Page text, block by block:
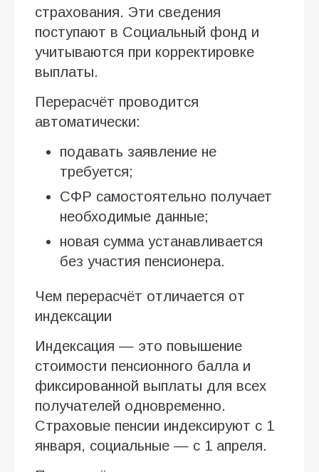
страхования. Эти сведения
поступают в Социальный фонд и
учитываются при корректировке
выплаты.
Перерасчёт проводится
автоматически:
подавать заявление не
требуется;
СФР самостоятельно получает
необходимые данные;
новая сумма устанавливается
без участия пенсионера.
Чем перерасчёт отличается от
индексации
Индексация — это повышение
стоимости пенсионного балла и
фиксированной выплаты для всех
получателей одновременно.
Страховые пенсии индексируют с 1
января, социальные — с 1 апреля.